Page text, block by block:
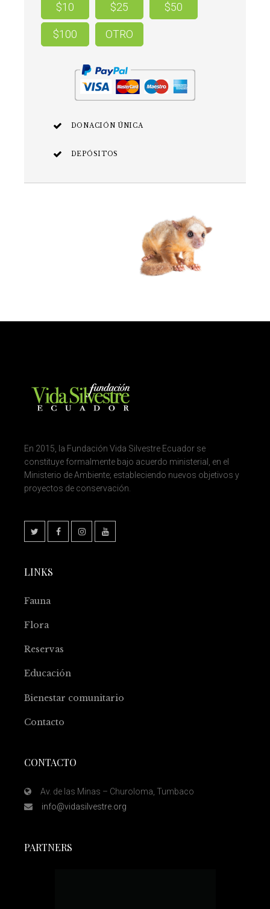
$10 $25 $50
$100 OTRO
DONACIÓN ÚNICA
DEPÓSITOS
En 2015, la Fundación Vida Silvestre Ecuador se
constituye formalmente bajo acuerdo ministerial, en el
Ministerio de Ambiente; estableciendo nuevos objetivos y
proyectos de conservación.
LINKS
Fauna
Flora
Reservas
Educación
Bienestar comunitario
Contacto
CONTACTO
Av. de las Minas – Churoloma, Tumbaco
info@vidasilvestre.org
PARTNERS